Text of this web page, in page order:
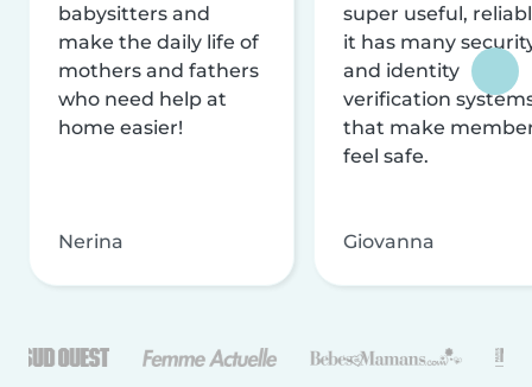
babysitters and
make the daily life of
mothers and fathers
who need help at
home easier!
Nerina
super useful,
it has many
and identity
verification
that make
feel safe.
Giovanna